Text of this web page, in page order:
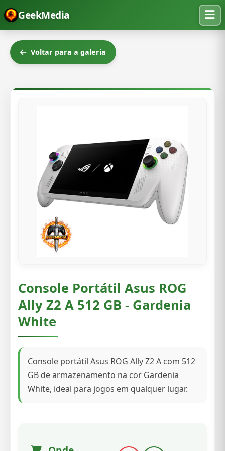
GeekMedia
Voltar para a galeria
Console Portátil Asus ROG
Ally Z2 A 512 GB - Gardenia
White
Console portátil Asus ROG Ally Z2 A com 512
GB de armazenamento na cor Gardenia
White, ideal para jogos em qualquer lugar.